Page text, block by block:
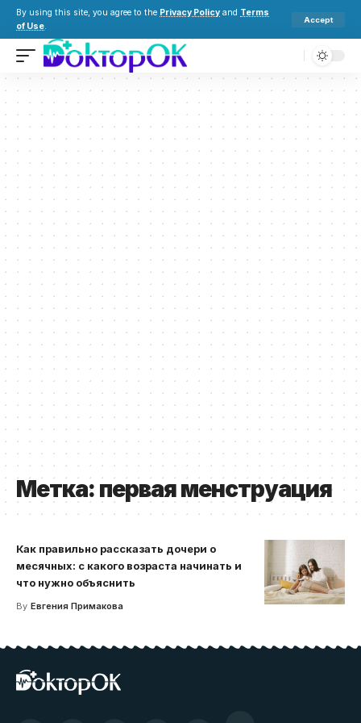
By using this site, you agree to the Privacy Policy and Terms
of Use.
Accept
Метка: первая менструация
Как правильно рассказать дочери о
месячных: с какого возраста начинать и
что нужно объяснить
By Евгения Примакова